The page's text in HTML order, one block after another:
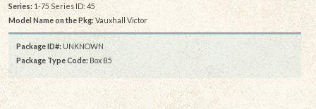
Series:1-75 Series ID: 45
Model Name on the Pkg: Vauxhall Victor
Package ID#: UNKNOWN
Package Type Code: Box B5